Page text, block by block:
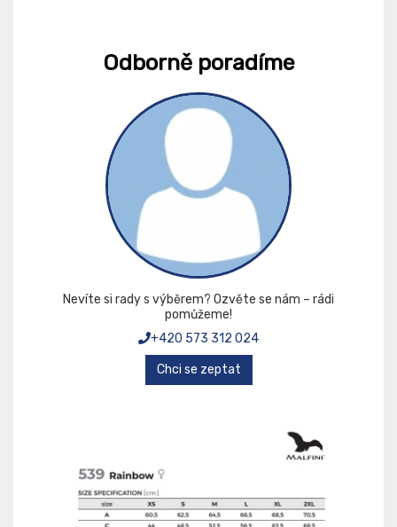
Odborně poradíme
Nevíte si rady s výběrem? Ozvěte se nám – rádi
pomůžeme!
+420 573 312 024
Chci se zeptat